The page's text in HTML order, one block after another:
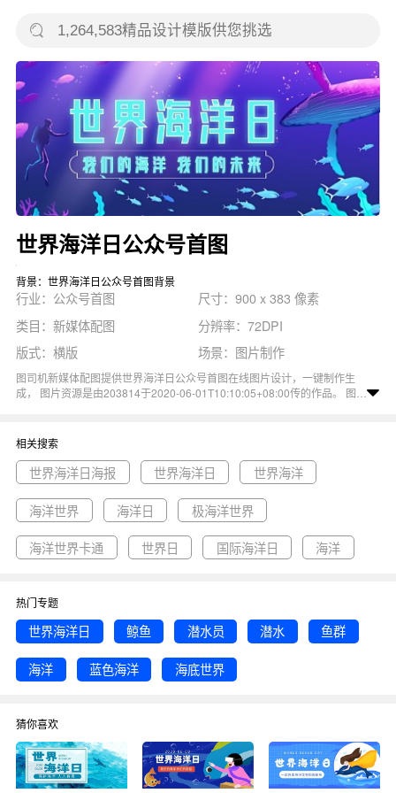
世界海洋日公众号首图
背景：世界海洋日公众号首图背景
行业：公众号首图
尺寸：900 x 383 像素
类目：新媒体配图
分辨率：72DPI
版式：横版
场景：图片制作
图司机新媒体配图提供世界海洋日公众号首图在线图片设计，一键制作生
成， 图片资源是由203814于2020-06-01T10:10:05+08:00传的作品。 图片
界, 鲸鱼主题。 主要用于公众号首图行业，为您推荐与世界海洋日公众号首
图相关的专题世界海洋日海报, 世界海洋日, 世界海洋等优质图片模板资源。
相关搜索
世界海洋日海报 世界海洋日 世界海洋
海洋世界 海洋日 极海洋世界
海洋世界卡通 世界日 国际海洋日 海洋
热门专题
世界海洋日 鲸鱼 潜水员 潜水 鱼群
海洋 蓝色海洋 海底世界
猜你喜欢